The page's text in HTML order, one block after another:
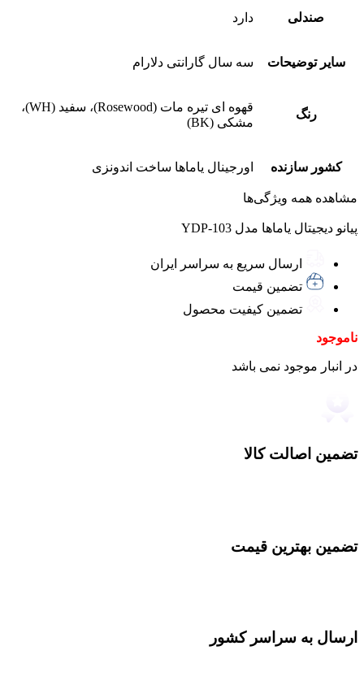
صندلی دارد
سایر توضیحات سه سال گارانتی دلارام
رنگ
قهوه ای تیره مات (Rosewood)، سفید (WH)،
مشکی (BK)
کشور سازنده اورجینال یاماها ساخت اندونزی
مشاهده همه ویژگی‌ها
پیانو دیجیتال یاماها مدل YDP-103
ارسال سریع به سراسر ایران
تضمین قیمت
تضمین کیفیت محصول
ناموجود
در انبار موجود نمی باشد
تضمین اصالت کالا
تضمین بهترین قیمت
ارسال به سراسر کشور